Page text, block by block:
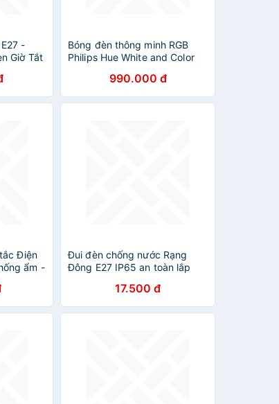
-
Giờ Tắt
Bóng đèn thông minh RGB
Philips Hue White and Color
chính hãng990.000 đ
Điện
ẩm -
Đui đèn chống nước Rạng
Đông E27 IP65 an toàn lắp
trại - Hàng chính hãng
17.500 đ